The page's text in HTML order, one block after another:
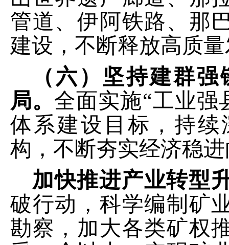
管道、伊阿铁路、那
建设 ，不断释放高质
（六）坚持建群
局。 全面实施“工业强
体系建设目标，持
构 ，不断夯实经济稳
加快推进产业转型
破行动，科学编制矿
勘察，加大各类矿权